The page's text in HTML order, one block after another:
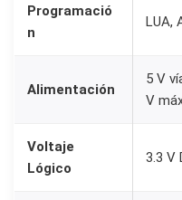
o
n
d
Programació
n
LUA,
Alimentación
5 V
V
Voltaje
Lógico
3.3 V